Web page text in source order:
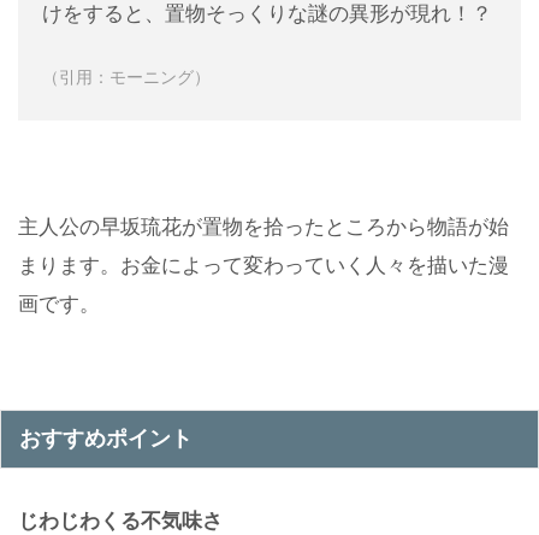
けをすると、置物そっくりな謎の異形が現れ！？
（引用：モーニング）
主人公の早坂琉花が置物を拾ったところから物語が始
まります。お金によって変わっていく人々を描いた漫
画です。
おすすめポイント
じわじわくる不気味さ